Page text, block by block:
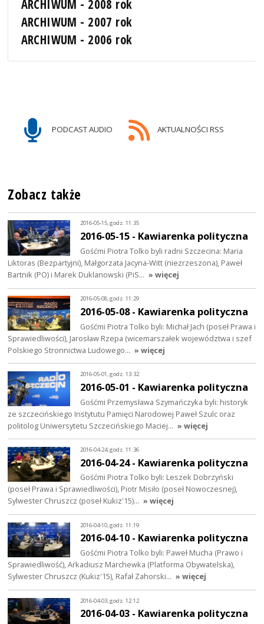
ARCHIWUM - 2008 rok
ARCHIWUM - 2007 rok
ARCHIWUM - 2006 rok
PODCAST AUDIO AKTUALNOŚCI RSS
Zobacz także
2016-05-15, godz. 11:35
2016-05-15 - Kawiarenka polityczna
Gośćmi Piotra Tolko byli radni Szczecina: Maria
Liktoras (Bezpartyjni), Małgorzata Jacyna-Witt (niezrzeszona), Paweł
Bartnik (PO) i Marek Duklanowski (PiS… » więcej
2016-05-08, godz. 11:29
2016-05-08 - Kawiarenka polityczna
Gośćmi Piotra Tolko byli: Michał Jach (poseł Prawa i
Sprawiedliwości), Jarosław Rzepa (wicemarszałek województwa i szef
Polskiego Stronnictwa Ludowego… » więcej
2016-05-01, godz. 13:32
2016-05-01 - Kawiarenka polityczna
Gośćmi Przemysława Szymańczyka byli: historyk
ze szczecińskiego Instytutu Pamięci Narodowej Paweł Szulc oraz
politolog Uniwersytetu Szczecińskiego Maciej… » więcej
2016-04-24, godz. 11:36
2016-04-24 - Kawiarenka polityczna
Gośćmi Piotra Tolko byli: Leszek Dobrzyński
(poseł Prawa i Sprawiedliwości), Piotr Misiło (poseł Nowoczesnej),
Sylwester Chruszcz (poseł Kukiz'15)… » więcej
2016-04-10, godz. 11:19
2016-04-10 - Kawiarenka polityczna
Gośćmi Piotra Tolko byli: Paweł Mucha (Prawo i
Sprawiedliwość), Arkadiusz Marchewka (Platforma Obywatelska),
Sylwester Chruszcz (Kukiz'15), Rafał Zahorski… » więcej
2016-04-03, godz. 12:12
2016-04-03 - Kawiarenka polityczna